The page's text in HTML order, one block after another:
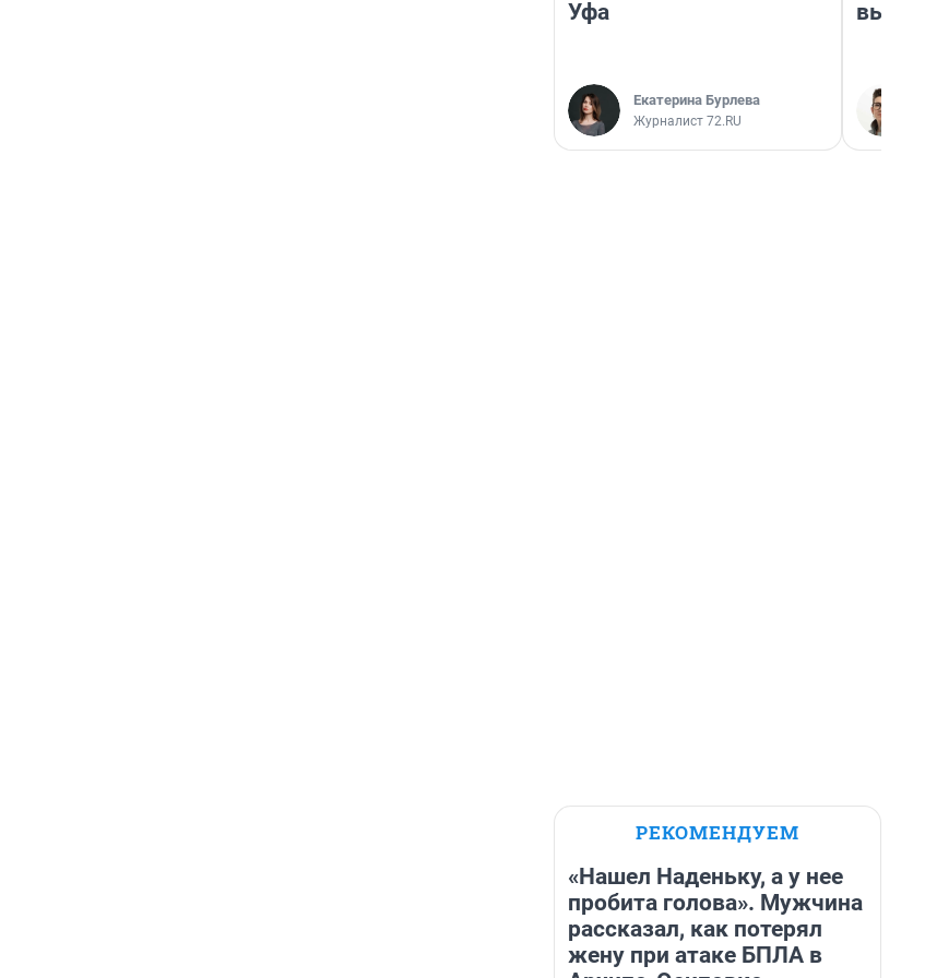
Уфа
Екатерина Бурлева
Журналист 72.RU
РЕКОМЕНДУЕМ
«Нашел Наденьку, а у нее
пробита голова». Мужчина
рассказал, как потерял
жену при атаке БПЛА в